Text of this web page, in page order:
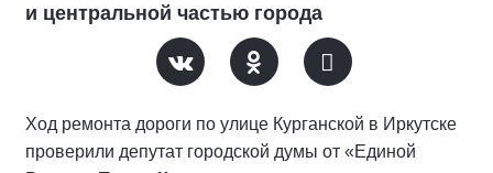
и центральной частью города
Ход ремонта дороги по улице Курганской в Иркутске
проверили депутат городской думы от «Единой